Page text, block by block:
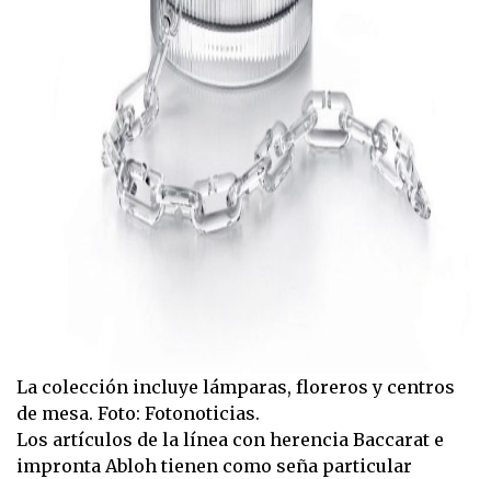
La colección incluye lámparas, floreros y centros
de mesa. Foto: Fotonoticias.
Los artículos de la línea con herencia Baccarat e
impronta Abloh tienen como seña particular